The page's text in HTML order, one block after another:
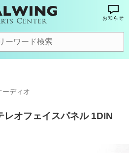
お知らせ
ーディオ
オフェイスパネル 1DIN